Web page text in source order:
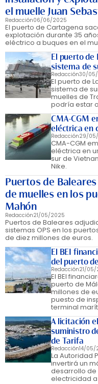
el muelle Juan
Redacción06/06/2025
El puerto de Cartagena
explotación durante 35
eléctrico a buques en el
El puerto de
sistema de
Redacción30/
El puerto de
sistema de
muelles de
podría estar
CMA-CGM
eléctrica en
Redacción29/
CMA-CGM
eléctrica en
sur de
Nike.
Puertos de
de muelles en los
Mahón
Redacción21/05/2025
Puertos de Baleares
sistemas OPS en los
de diez millones de euros.
El BEI
del puerto
Redacción21/05/
El BEI
puerto de
millones de
puesto de
terminal
A licitación
suministro
de Tarifa
Redacción14/05/
La Autoridad
invertirá un
desarrollo de
electricidad